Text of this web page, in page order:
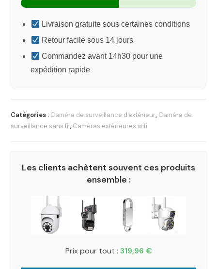
Livraison gratuite sous certaines conditions
Retour facile sous 14 jours
Commandez avant 14h30 pour une
expédition rapide
Catégories : Caméra de surveillance d'extérieur, Caméra de
surveillance sans fil, Caméras extérieures wifi
Les clients achètent souvent ces produits
ensemble :
Prix pour tout : 319,96 €